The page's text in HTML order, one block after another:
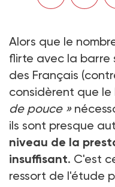
Alors que le
flirte avec la barre
des Français
considèrent que le
de pouce »
ils sont presque
niveau de la
insuffisant. C'est
ressort de l'étude